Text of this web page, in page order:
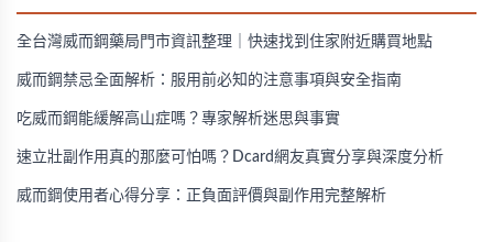
全台灣威而鋼藥局門市資訊整理｜快速找到住家附近購買地點
威而鋼禁忌全面解析：服用前必知的注意事項與安全指南
吃威而鋼能緩解高山症嗎？專家解析迷思與事實
速立壯副作用真的那麼可怕嗎？Dcard網友真實分享與深度分析
威而鋼使用者心得分享：正負面評價與副作用完整解析